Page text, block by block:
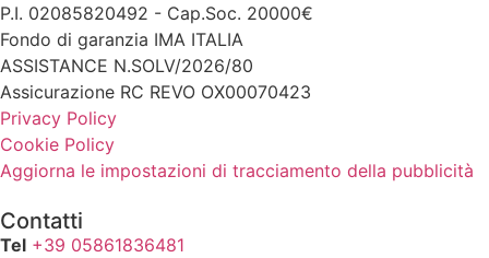
P.I. 02085820492 - Cap.Soc. 20000€
Fondo di garanzia IMA ITALIA
ASSISTANCE N.SOLV/2026/80
Assicurazione RC REVO OX00070423
Privacy Policy
Cookie Policy
Aggiorna le impostazioni di tracciamento della pubblicità
Contatti
Tel +39 05861836481